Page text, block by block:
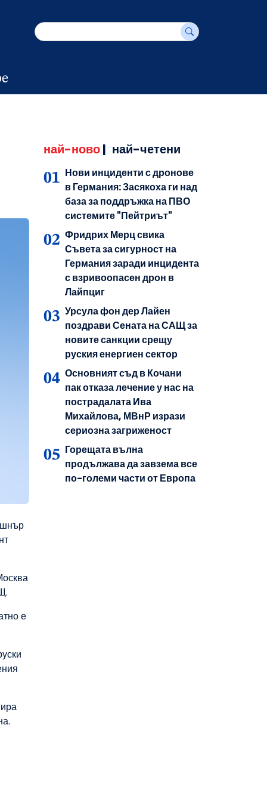
е
най-ново| най-четени
Нови инциденти с дронове
в Германия: Засякоха ги над
база за поддръжка на ПВО
системите "Пейтриът"
Фридрих Мерц свика
Съвета за сигурност на
Германия заради инцидента
с взривоопасен дрон в
Лайпциг
Урсула фон дер Лайен
поздрави Сената на САЩ за
новите санкции срещу
руския енергиен сектор
Основният съд в Кочани
пак отказа лечение у нас на
пострадалата Ива
Михайлова, МВнР изрази
сериозна загриженост
Горещата вълна
продължава да завзема все
по-големи части от Европа